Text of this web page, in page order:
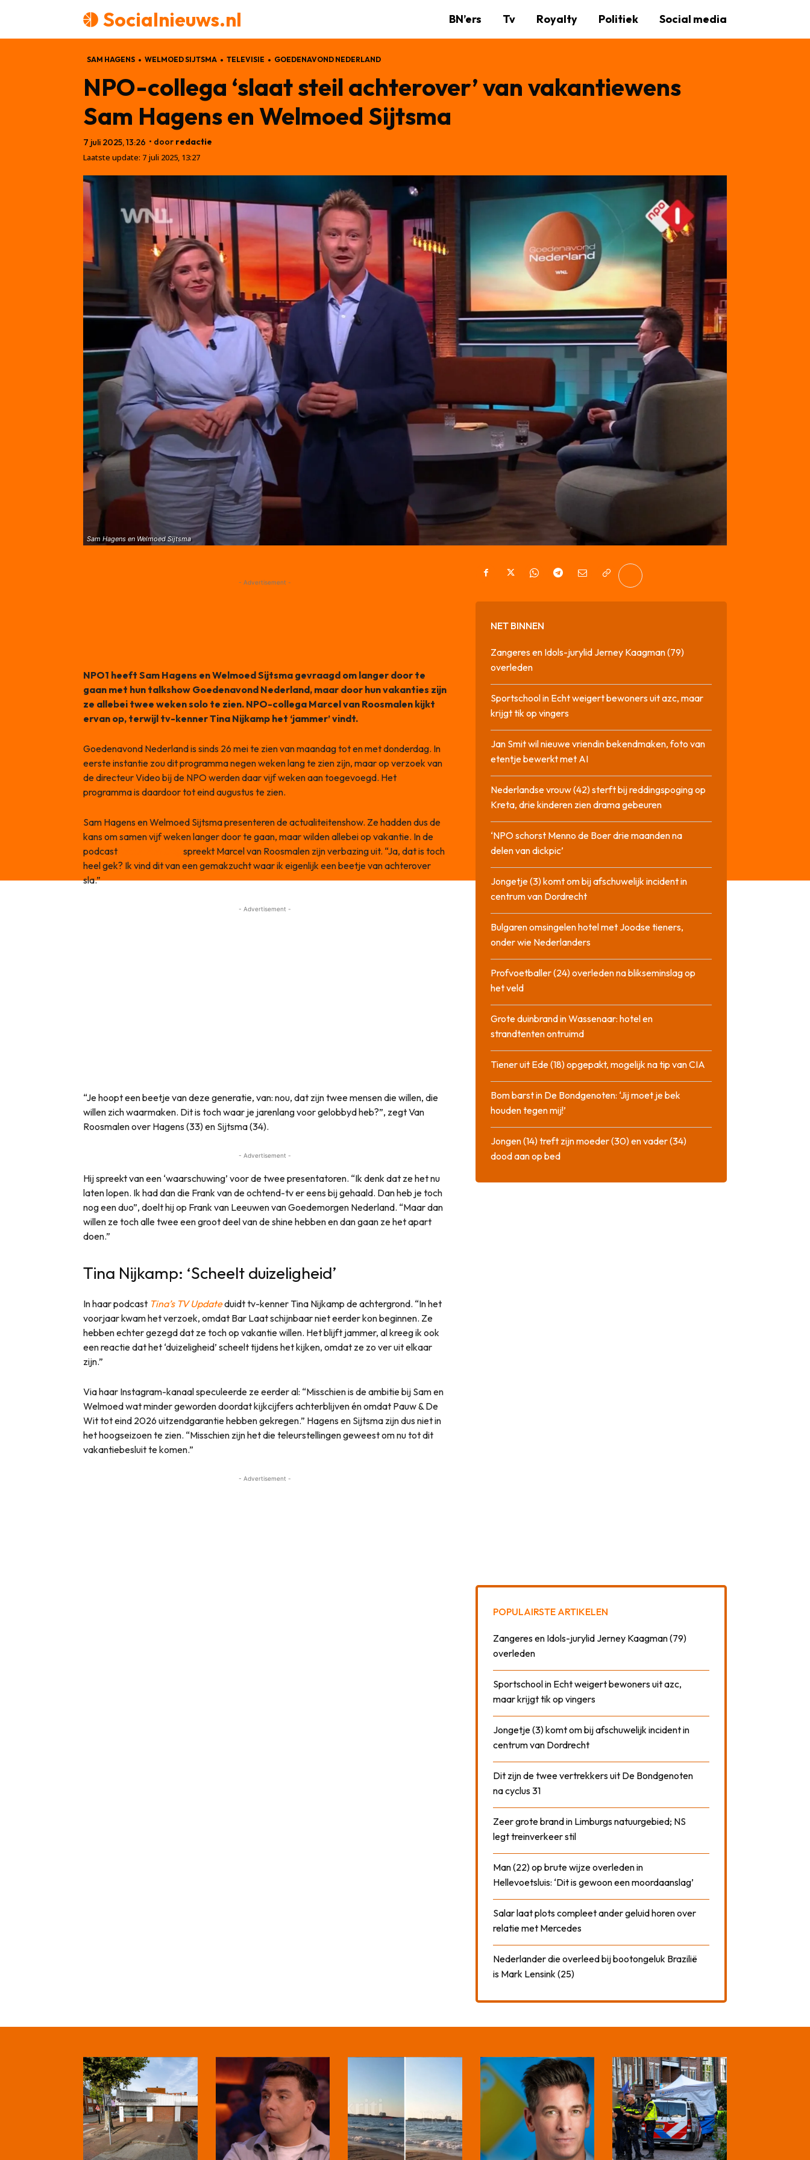
Socialnieuws.nl BN’ers Tv Royalty Politiek Social media
SAM HAGENS WELMOED SIJTSMA TELEVISIE GOEDENAVOND NEDERLAND
NPO-collega ‘slaat steil achterover’ van vakantiewens
Sam Hagens en Welmoed Sijtsma
7 juli 2025, 13:26 • door redactie
Laatste update: 7 juli 2025, 13:27
Sam Hagens en Welmoed Sijtsma
- Advertisement -
NPO1 heeft Sam Hagens en Welmoed Sijtsma gevraagd om langer door te
gaan met hun talkshow Goedenavond Nederland, maar door hun vakanties zijn
ze allebei twee weken solo te zien. NPO-collega Marcel van Roosmalen kijkt
ervan op, terwijl tv-kenner Tina Nijkamp het ‘jammer’ vindt.
Goedenavond Nederland is sinds 26 mei te zien van maandag tot en met donderdag. In
eerste instantie zou dit programma negen weken lang te zien zĳn, maar op verzoek van
de directeur Video bĳ de NPO werden daar vijf weken aan toegevoegd. Het
programma is daardoor tot eind augustus te zien.
Sam Hagens en Welmoed Sijtsma presenteren de actualiteitenshow. Ze hadden dus de
kans om samen vijf weken langer door te gaan, maar wilden allebei op vakantie. In de
podcast
spreekt Marcel van Roosmalen zijn verbazing uit. “Ja, dat is toch
heel gek? Ik vind dit van een gemakzucht waar ik eigenlijk een beetje van achterover
sla.”
- Advertisement -
“Je hoopt een beetje van deze generatie, van: nou, dat zijn twee mensen die willen, die
willen zich waarmaken. Dit is toch waar je jarenlang voor gelobbyd heb?”, zegt Van
Roosmalen over Hagens (33) en Sijtsma (34).
- Advertisement -
Hij spreekt van een ‘waarschuwing’ voor de twee presentatoren. “Ik denk dat ze het nu
laten lopen. Ik had dan die Frank van de ochtend-tv er eens bij gehaald. Dan heb je toch
nog een duo”, doelt hij op Frank van Leeuwen van Goedemorgen Nederland. “Maar dan
willen ze toch alle twee een groot deel van de shine hebben en dan gaan ze het apart
doen.”
Tina Nijkamp: ‘Scheelt duizeligheid’
In haar podcast Tina’s TV Updateduidt tv-kenner Tina Nijkamp de achtergrond. “In het
voorjaar kwam het verzoek, omdat Bar Laat schijnbaar niet eerder kon beginnen. Ze
hebben echter gezegd dat ze toch op vakantie willen. Het blijft jammer, al kreeg ik ook
een reactie dat het ‘duizeligheid’ scheelt tijdens het kijken, omdat ze zo ver uit elkaar
zijn.”
Via haar Instagram-kanaal speculeerde ze eerder al: “Misschien is de ambitie bij Sam en
Welmoed wat minder geworden doordat kijkcijfers achterblijven én omdat Pauw & De
Wit tot eind 2026 uitzendgarantie hebben gekregen.” Hagens en Sijtsma zijn dus niet in
het hoogseizoen te zien. “Misschien zijn het die teleurstellingen geweest om nu tot dit
vakantiebesluit te komen.”
- Advertisement -
NET BINNEN
Zangeres en Idols-jurylid Jerney Kaagman (79)
overleden
Sportschool in Echt weigert bewoners uit azc, maar
krijgt tik op vingers
Jan Smit wil nieuwe vriendin bekendmaken, foto van
etentje bewerkt met AI
Nederlandse vrouw (42) sterft bij reddingspoging op
Kreta, drie kinderen zien drama gebeuren
‘NPO schorst Menno de Boer drie maanden na
delen van dickpic’
Jongetje (3) komt om bij afschuwelijk incident in
centrum van Dordrecht
Bulgaren omsingelen hotel met Joodse tieners,
onder wie Nederlanders
Profvoetballer (24) overleden na blikseminslag op
het veld
Grote duinbrand in Wassenaar: hotel en
strandtenten ontruimd
Tiener uit Ede (18) opgepakt, mogelijk na tip van CIA
Bom barst in De Bondgenoten: ‘Jij moet je bek
houden tegen mij!’
Jongen (14) treft zijn moeder (30) en vader (34)
dood aan op bed
POPULAIRSTE ARTIKELEN
Zangeres en Idols-jurylid Jerney Kaagman (79)
overleden
Sportschool in Echt weigert bewoners uit azc,
maar krijgt tik op vingers
Jongetje (3) komt om bij afschuwelijk incident in
centrum van Dordrecht
Dit zijn de twee vertrekkers uit De Bondgenoten
na cyclus 31
Zeer grote brand in Limburgs natuurgebied; NS
legt treinverkeer stil
Man (22) op brute wijze overleden in
Hellevoetsluis: ‘Dit is gewoon een moordaanslag’
Salar laat plots compleet ander geluid horen over
relatie met Mercedes
Nederlander die overleed bij bootongeluk Brazilië
is Mark Lensink (25)